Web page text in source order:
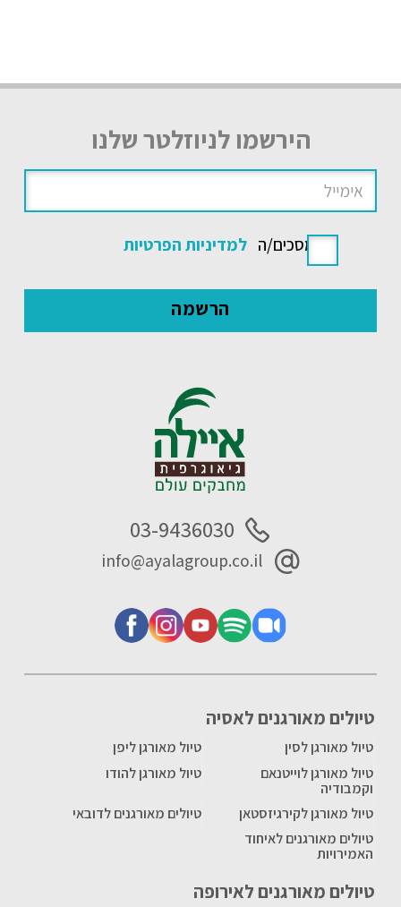
הירשמו לניוזלטר שלנו
אני מסכים/ה למדיניות הפרטיות
טיולים מאורגנים לאסיה
טיול מאורגן לסין
טיול מאורגן ליפן
טיול מאורגן לוייטנאם
וקמבודיה
טיול מאורגן להודו
טיול מאורגן לקירגיזסטאן
טיולים מאורגנים לדובאי
טיולים מאורגנים לאיחוד
האמירויות
טיולים מאורגנים לאירופה
03-9436030
info@ayalagroup.co.il